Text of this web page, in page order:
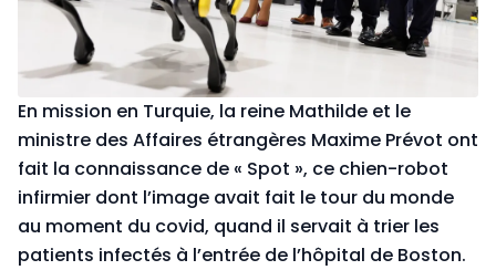
En mission en Turquie, la reine Mathilde et le
ministre des Affaires étrangères Maxime Prévot ont
fait la connaissance de « Spot », ce chien-robot
infirmier dont l’image avait fait le tour du monde
au moment du covid, quand il servait à trier les
patients infectés à l’entrée de l’hôpital de Boston.